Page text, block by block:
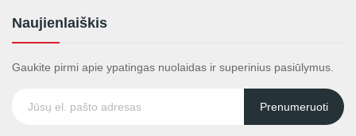
Naujienlaiškis
Gaukite pirmi apie ypatingas nuolaidas ir superinius pasiūlymus.
Prenumeruoti